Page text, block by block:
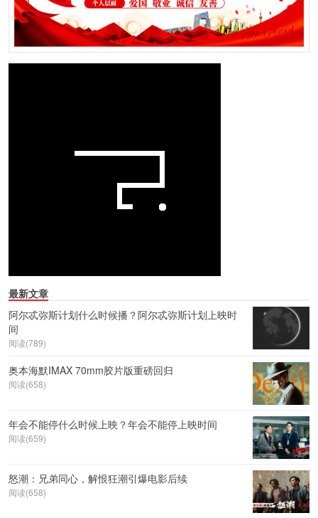
最新文章
阿尔忒弥斯计划什么时候播？阿尔忒弥斯计划上映时
间
阅读(789)
奥本海默IMAX 70mm胶片版重磅回归
阅读(658)
年会不能停什么时候上映？年会不能停上映时间
阅读(659)
怒潮：兄弟同心，解恨狂潮引爆电影后续
阅读(658)